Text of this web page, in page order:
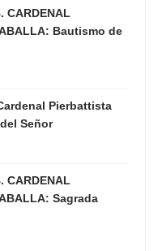
CARDENAL
Bautismo de
Pierbattista
Señor
CARDENAL
Sagrada